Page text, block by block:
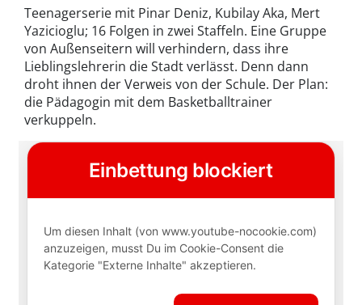
Teenagerserie mit Pinar Deniz, Kubilay Aka, Mert
Yazicioglu; 16 Folgen in zwei Staffeln. Eine Gruppe
von Außenseitern will verhindern, dass ihre
Lieblingslehrerin die Stadt verlässt. Denn dann
droht ihnen der Verweis von der Schule. Der Plan:
die Pädagogin mit dem Basketballtrainer
verkuppeln.